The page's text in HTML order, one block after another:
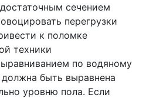
сечением
перегрузки
к поломке
техники
по водяному
быть выравнена
уровню пола. Если